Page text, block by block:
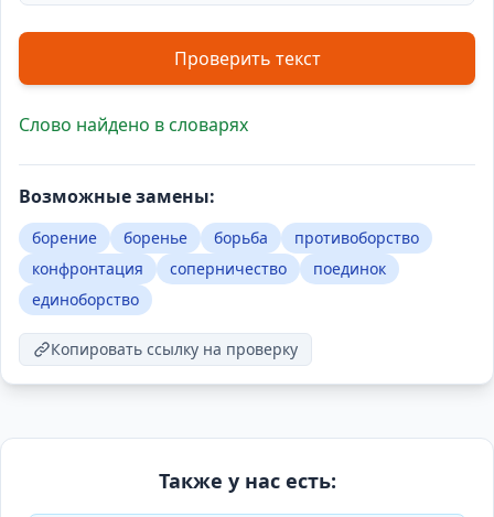
Проверить текст
Слово найдено в словарях
Возможные замены:
борение боренье борьба
противоборство
конфронтация
соперничество
поединок
единоборство
Копировать ссылку на проверку
Также у нас есть: